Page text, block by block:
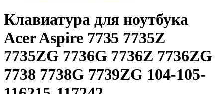
Клавиатура для ноутбука
Acer Aspire 7735 7735Z
7735ZG 7736G 7736Z 7736ZG
7738 7738G 7739ZG 104-105-